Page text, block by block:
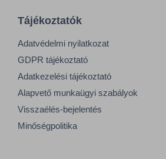
Tájékoztatók
Adatvédelmi nyilatkozat
GDPR tájékoztató
Adatkezelési tájékoztató
Alapvető munkaügyi szabályok
Visszaélés-bejelentés
Minőségpolitika